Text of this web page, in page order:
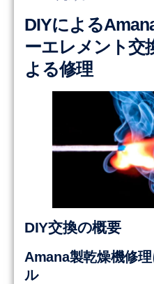
DIYによる
ーエレメント交
よる修理
DIY交換の概要
Amana製乾燥機修
ル